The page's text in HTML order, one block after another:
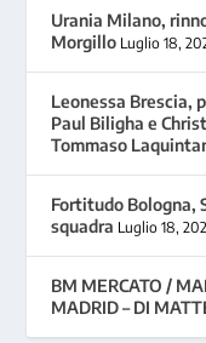
Urania Milano,
Morgillo Luglio 18,
Leonessa Brescia,
Paul Biligha e
Tommaso
Fortitudo Bologna,
squadra Luglio 18,
BM MERCATO /
MADRID – DI